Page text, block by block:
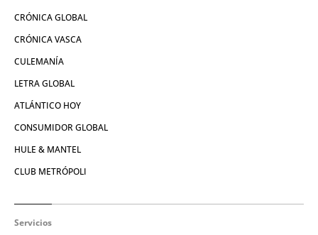
CRÓNICA GLOBAL
CRÓNICA VASCA
CULEMANÍA
LETRA GLOBAL
ATLÁNTICO HOY
CONSUMIDOR GLOBAL
HULE & MANTEL
CLUB METRÓPOLI
Servicios